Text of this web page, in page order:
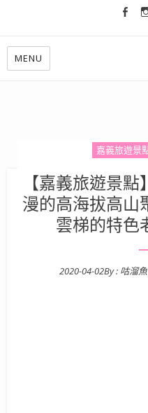
MENU
嘉義旅遊景
【嘉義旅遊景
漫的高海拔高山
雲梯的特色
2020-04-02By : 咕溜